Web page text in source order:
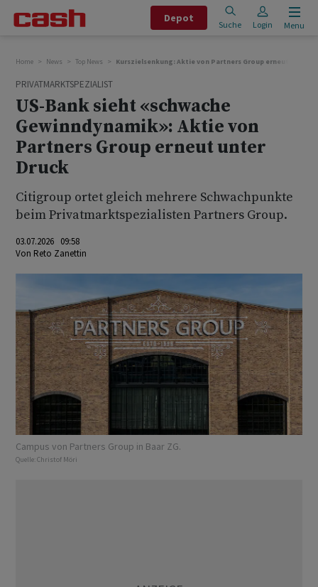
Depot
Suche Login Menu
Home News Top News Kurszielsenkung: Aktie von Partners Group erneut unter
PRIVATMARKTSPEZIALIST
US-Bank sieht «schwache
Gewinndynamik»: Aktie von
Partners Group erneut unter
Druck
Citigroup ortet gleich mehrere Schwachpunkte
beim Privatmarktspezialisten Partners Group.
03.07.2026 09:58
Von Reto Zanettin
Campus von Partners Group in Baar ZG.
Quelle: Christof Möri